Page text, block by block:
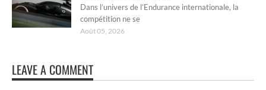
Dans l’univers de l’Endurance internationale, la
compétition ne se
Août 05, 2026
LEAVE A COMMENT